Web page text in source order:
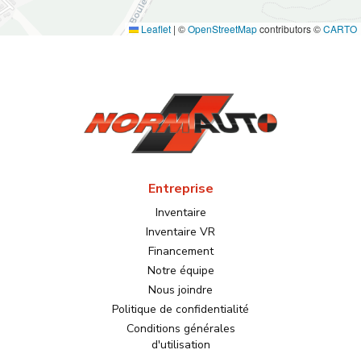
Leaflet | ©OpenStreetMapcontributors ©CARTO
Entreprise
Inventaire
Inventaire VR
Financement
Notre équipe
Nous joindre
Politique de confidentialité
Conditions générales
d'utilisation